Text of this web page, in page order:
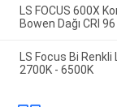
LS FOCUS 600X
Bowen Dağı CRI
LS Focus Bi Renkli
2700K - 6500K